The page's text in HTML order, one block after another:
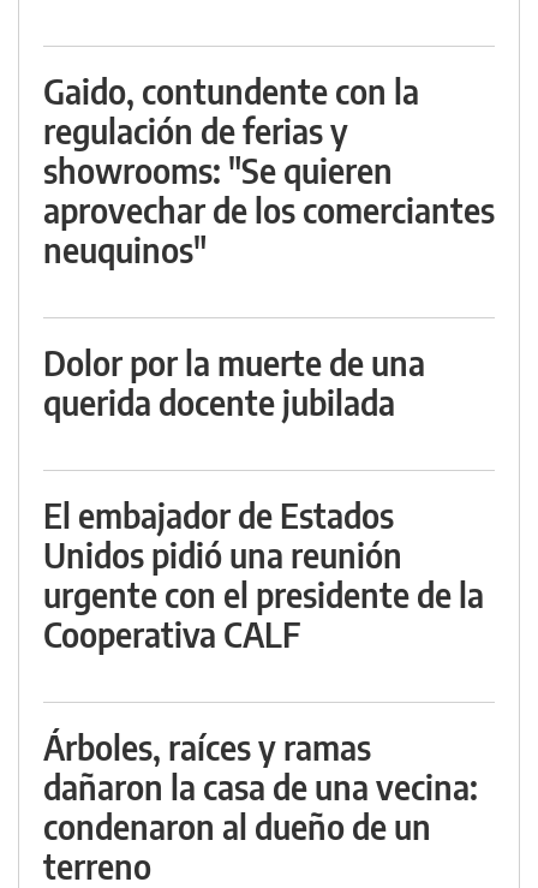
Gaido, contundente con la
regulación de ferias y
showrooms: "Se quieren
aprovechar de los comerciantes
neuquinos"
Dolor por la muerte de una
querida docente jubilada
El embajador de Estados
Unidos pidió una reunión
urgente con el presidente de la
Cooperativa CALF
Árboles, raíces y ramas
dañaron la casa de una vecina:
condenaron al dueño de un
terreno